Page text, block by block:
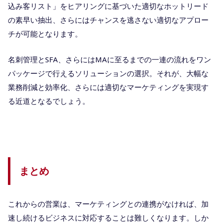
込み客リスト」をヒアリングに基づいた適切なホットリード
の素早い抽出、さらにはチャンスを逃さない適切なアプロー
チが可能となります。
名刺管理とSFA、さらにはMAに至るまでの一連の流れをワン
パッケージで行えるソリューションの選択。それが、大幅な
業務削減と効率化、さらには適切なマーケティングを実現す
る近道となるでしょう。
まとめ
これからの営業は、マーケティングとの連携がなければ、加
速し続けるビジネスに対応することは難しくなります。しか